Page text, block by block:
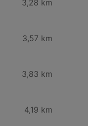
3,28 km
3,57 km
3,83 km
4,19 km